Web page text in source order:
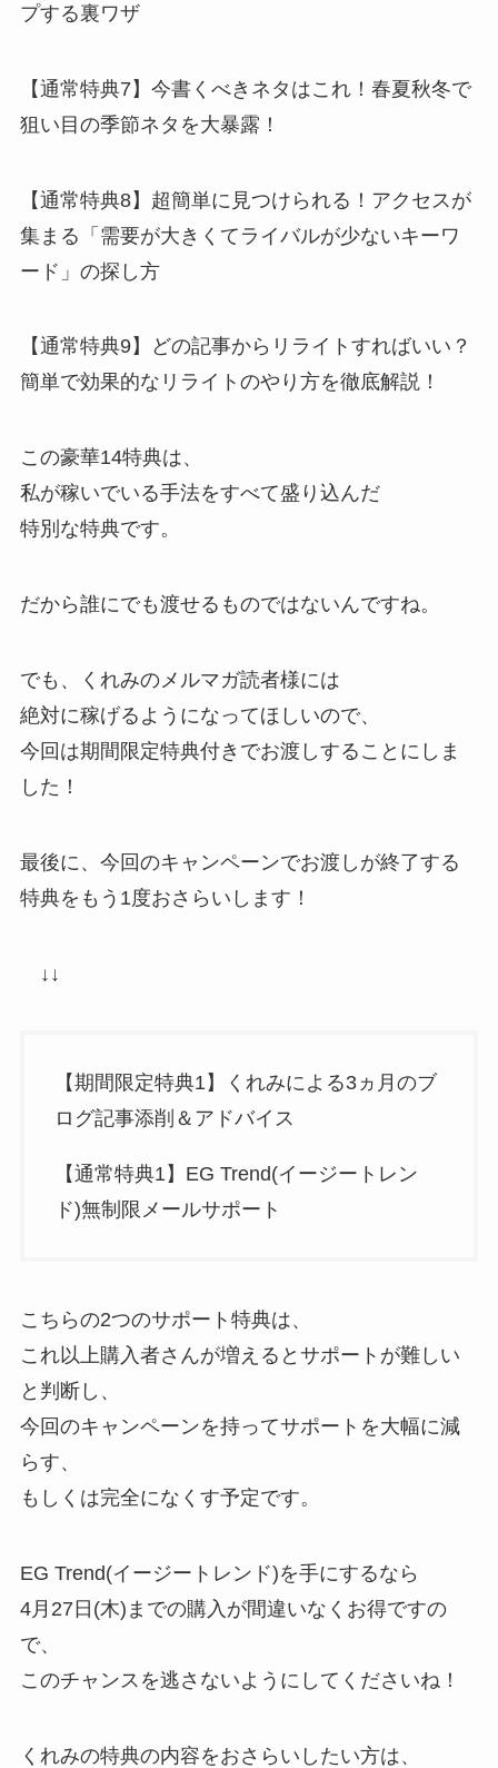
プする裏ワザ
【通常特典7】今書くべきネタはこれ！春夏秋冬で
狙い目の季節ネタを大暴露！
【通常特典8】超簡単に見つけられる！アクセスが
集まる「需要が大きくてライバルが少ないキーワ
ード」の探し方
【通常特典9】どの記事からリライトすればいい？
簡単で効果的なリライトのやり方を徹底解説！
この豪華14特典は、
私が稼いでいる手法をすべて盛り込んだ
特別な特典です。
だから誰にでも渡せるものではないんですね。
でも、くれみのメルマガ読者様には
絶対に稼げるようになってほしいので、
今回は期間限定特典付きでお渡しすることにしま
した！
最後に、今回のキャンペーンでお渡しが終了する
特典をもう1度おさらいします！
↓↓
【期間限定特典1】くれみによる3ヵ月のブ
ログ記事添削＆アドバイス
【通常特典1】EG Trend(イージートレン
ド)無制限メールサポート
こちらの2つのサポート特典は、
これ以上購入者さんが増えるとサポートが難しい
と判断し、
今回のキャンペーンを持ってサポートを大幅に減
らす、
もしくは完全になくす予定です。
EG Trend(イージートレンド)を手にするなら
4月27日(木)までの購入が間違いなくお得ですの
で、
このチャンスを逃さないようにしてくださいね！
くれみの特典の内容をおさらいしたい方は、